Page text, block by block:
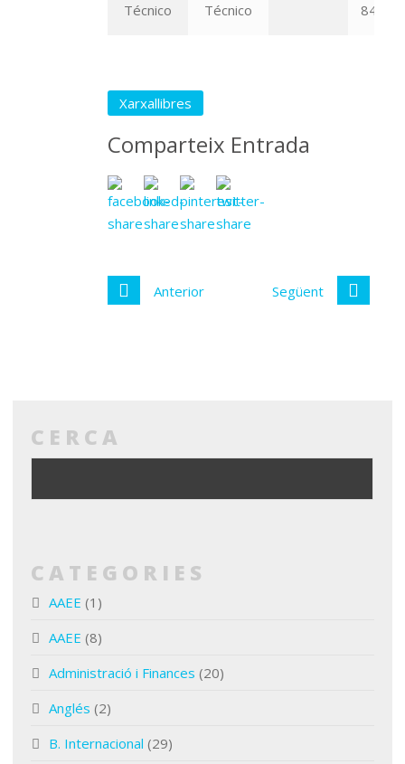
Técnico
Técnico
Xarxallibres
Comparteix Entrada
Anterior Següent
CERCA
CATEGORIES
AAEE (1)
AAEE (8)
Administració i Finances (20)
Anglés (2)
B. Internacional (29)